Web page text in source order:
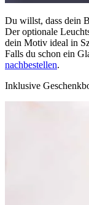
Du willst, dass dein
Der optionale
dein Motiv ideal in
Falls du schon ein
nachbestellen.
Inklusive